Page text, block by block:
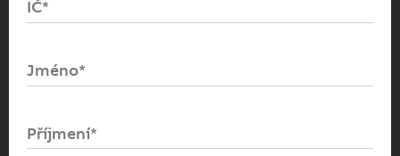
Přihlaste se
IČ*
Jméno*
Příjmení*